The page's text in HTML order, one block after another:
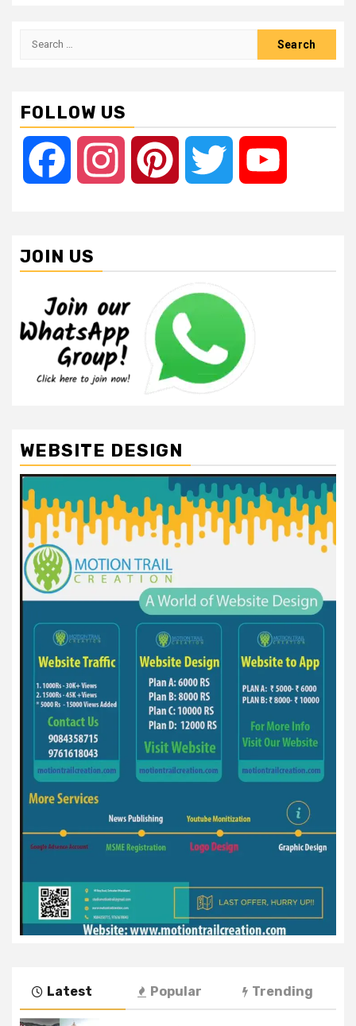
Search
FOLLOW US
Facebook Instagram Pinterest Twitter
JOIN US
WEBSITE DESIGN
Latest Popular Trending